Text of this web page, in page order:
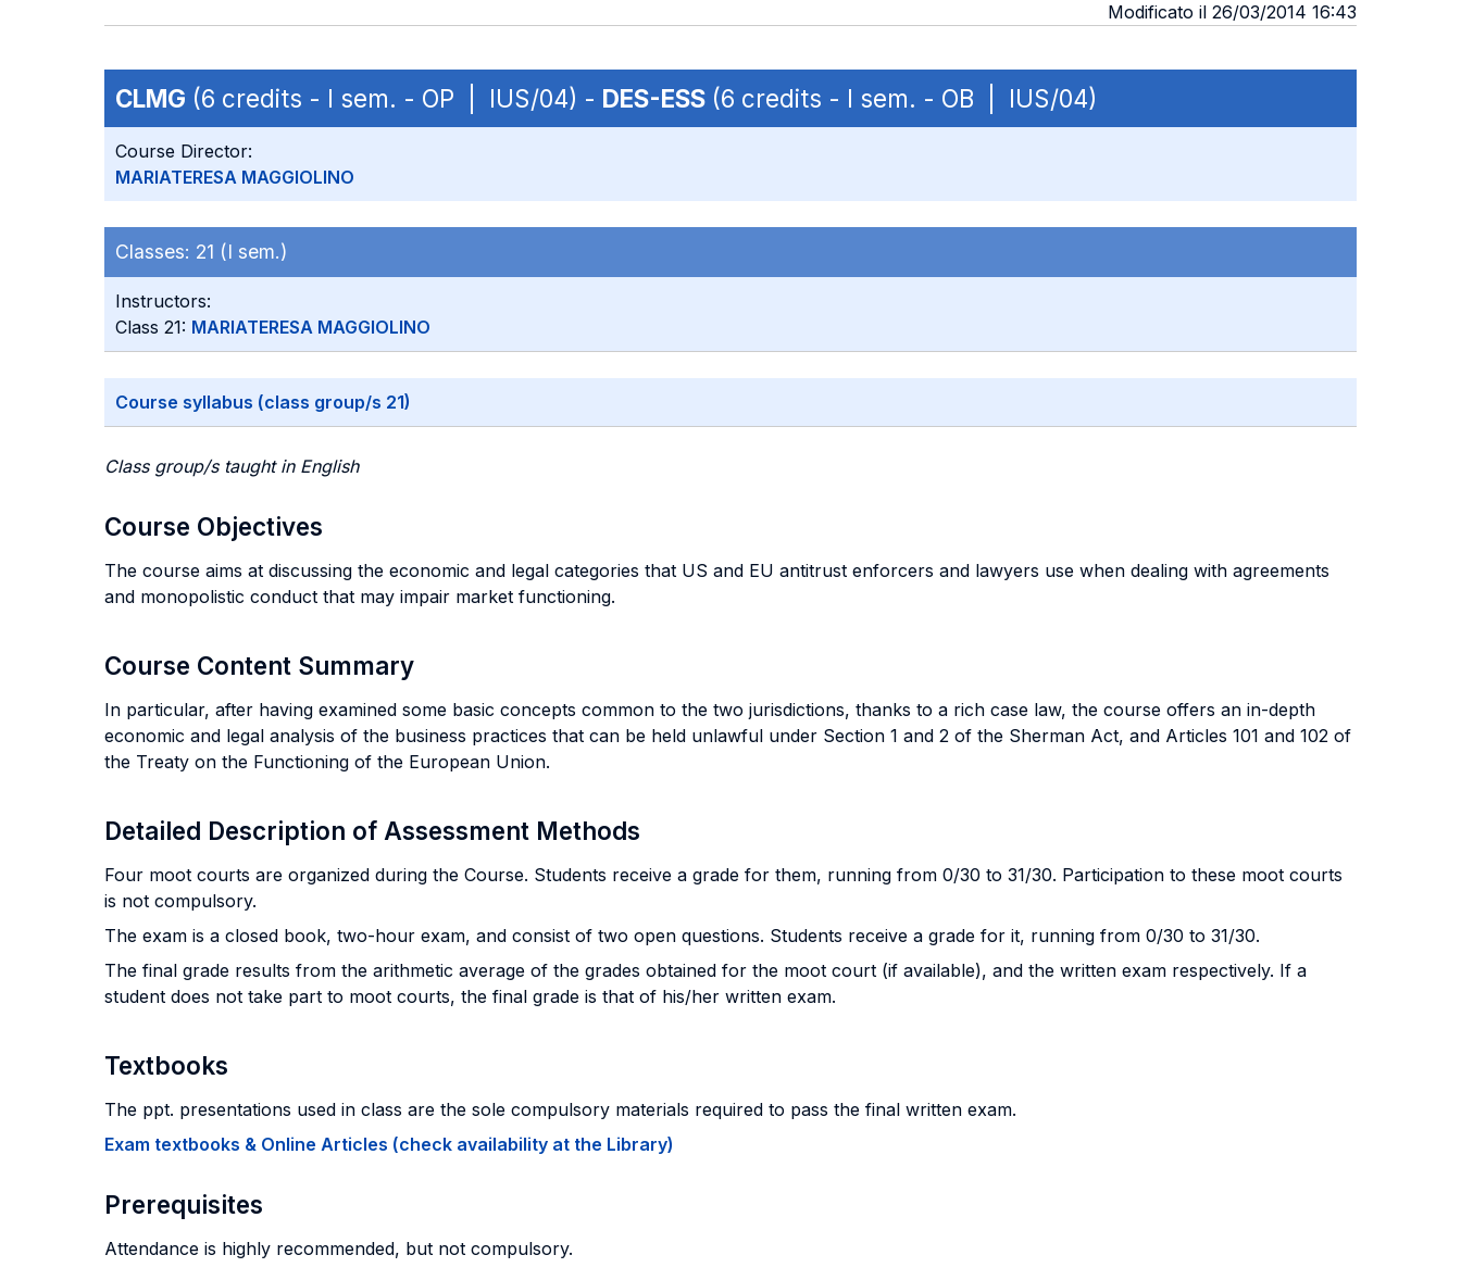
Modificato il 26/03/2014 16:43
CLMG (6 credits - I sem. - OP | IUS/04) - DES-ESS (6 credits - I sem. - OB | IUS/04)
Course Director:
MARIATERESA MAGGIOLINO
Classes: 21 (I sem.)
Instructors:
Class 21: MARIATERESA MAGGIOLINO
Course syllabus (class group/s 21)
Class group/s taught in English
Course Objectives
The course aims at discussing the economic and legal categories that US and EU antitrust enforcers and lawyers use when dealing with agreements
and monopolistic conduct that may impair market functioning.
Course Content Summary
In particular, after having examined some basic concepts common to the two jurisdictions, thanks to a rich case law, the course offers an in-depth
economic and legal analysis of the business practices that can be held unlawful under Section 1 and 2 of the Sherman Act, and Articles 101 and 102 of
the Treaty on the Functioning of the European Union.
Detailed Description of Assessment Methods
Four moot courts are organized during the Course. Students receive a grade for them, running from 0/30 to 31/30. Participation to these moot courts
is not compulsory.
The exam is a closed book, two-hour exam, and consist of two open questions. Students receive a grade for it, running from 0/30 to 31/30.
The final grade results from the arithmetic average of the grades obtained for the moot court (if available), and the written exam respectively. If a
student does not take part to moot courts, the final grade is that of his/her written exam.
Textbooks
The ppt. presentations used in class are the sole compulsory materials required to pass the final written exam.
Exam textbooks & Online Articles (check availability at the Library)
Prerequisites
Attendance is highly recommended, but not compulsory.